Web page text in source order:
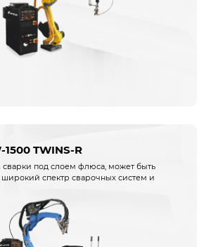
1500 TWINS-R
под слоем флюса, может быть
спектр сварочных систем и